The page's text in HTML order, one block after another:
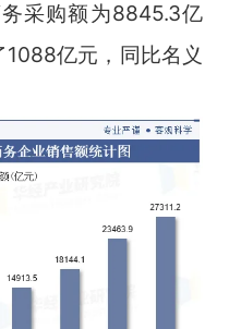
采购额为8845.3亿
亿元，同比名义